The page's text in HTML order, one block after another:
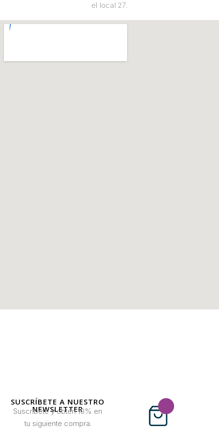
el local 27.
SUSCRÍBETE A NUESTRO
NEWSLETTER
Suscríbete y obtén 10% en
tu siguiente compra.